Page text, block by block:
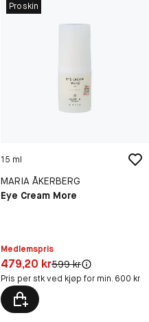
Proskin
15 ml
MARIA ÅKERBERG
Eye Cream More
Medlemspris
Pris: 479,20 kr
479,20 krOriginal pris:
599 kr
Pris per stk ved kjøp for min. 600 kr